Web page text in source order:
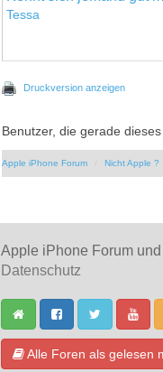
Tessa
Druckversion anzeigen
Benutzer, die gerade
Apple iPhone Forum Nicht Apple ?
Apple iPhone Forum
Datenschutz
Alle Foren als gelesen